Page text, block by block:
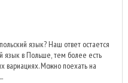
язык? Наш ответ остается
язык в Польше, тем более есть
вариациях. Можно поехать на